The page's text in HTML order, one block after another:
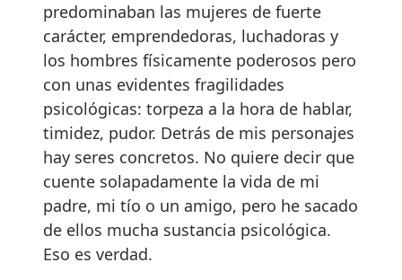
predominaban las mujeres de fuerte
carácter, emprendedoras, luchadoras y
los hombres físicamente poderosos pero
con unas evidentes fragilidades
psicológicas: torpeza a la hora de hablar,
timidez, pudor. Detrás de mis personajes
hay seres concretos. No quiere decir que
cuente solapadamente la vida de mi
padre, mi tío o un amigo, pero he sacado
de ellos mucha sustancia psicológica.
Eso es verdad.